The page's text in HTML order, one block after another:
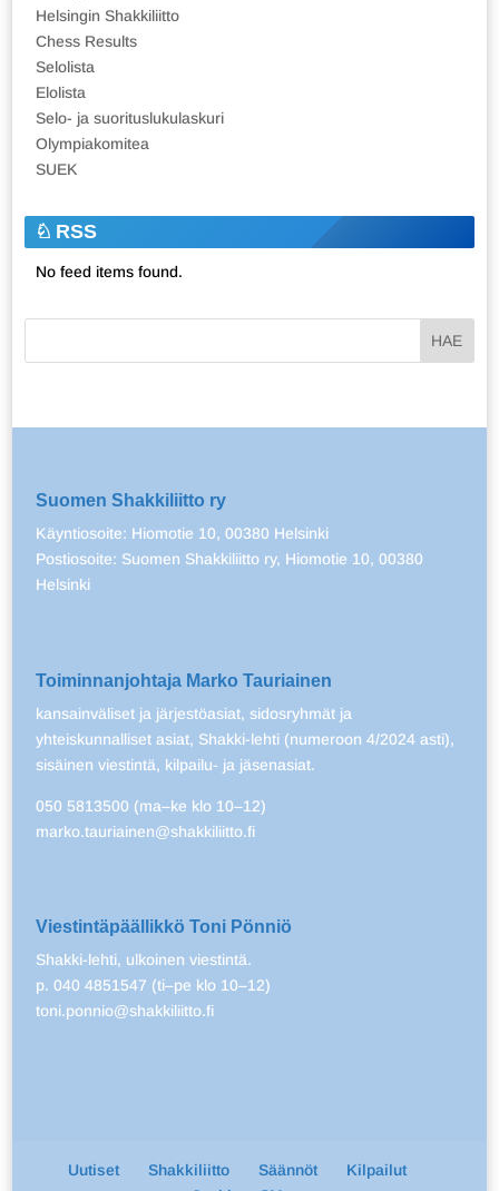
Helsingin Shakkiliitto
Chess Results
Selolista
Elolista
Selo- ja suorituslukulaskuri
Olympiakomitea
SUEK
RSS
No feed items found.
Suomen Shakkiliitto ry
Käyntiosoite: Hiomotie 10, 00380 Helsinki
Postiosoite: Suomen Shakkiliitto ry, Hiomotie 10, 00380
Helsinki
Toiminnanjohtaja Marko Tauriainen
kansainväliset ja järjestöasiat, sidosryhmät ja
yhteiskunnalliset asiat, Shakki-lehti (numeroon 4/2024 asti),
sisäinen viestintä, kilpailu- ja jäsenasiat.
050 5813500 (ma–ke klo 10–12)
marko.tauriainen@shakkiliitto.fi
Viestintäpäällikkö Toni Pönniö
Shakki-lehti, ulkoinen viestintä.
p. 040 4851547 (ti–pe klo 10–12)
toni.ponnio@shakkiliitto.fi
Uutiset Shakkiliitto Säännöt
Kilpailut